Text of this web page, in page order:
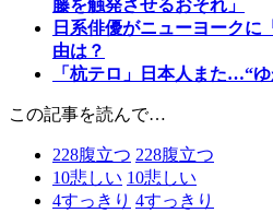
藤を触発させるおそれ」
日系俳優がニューヨークに
由は？
「杭テロ」日本人また…“
この記事を読んで…
228腹立つ 228腹立つ
10悲しい 10悲しい
4すっきり 4すっきり